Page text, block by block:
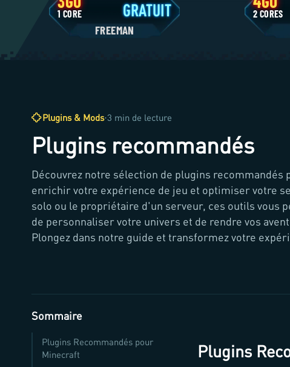
3GO
1 CORE GRATUIT 4GO
2
Plugins & Mods·3 min de lecture
Plugins recommandés
Découvrez notre sélection de plugins
enrichir votre expérience de jeu et optimiser votre
solo ou le propriétaire d'un serveur, ces outils vous
de personnaliser votre univers et de rendre vos
Plongez dans notre guide et transformez votre
Sommaire
Plugins Recommandés pour
Minecraft
Plugins